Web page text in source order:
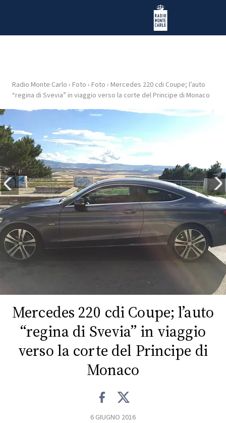
Radio Monte Carlo
HOME
WEB
RADIO
PLAYLIST
NEWS
FOTO
EVENTI
VIDEO
Radio Monte Carlo › Foto › Foto › Mercedes 220 cdi Coupe; l’auto
“regina di Svevia” in viaggio verso la corte del Principe di Monaco
Mercedes 220 cdi Coupe; l’auto
“regina di Svevia” in viaggio
verso la corte del Principe di
Monaco
6 GIUGNO 2016